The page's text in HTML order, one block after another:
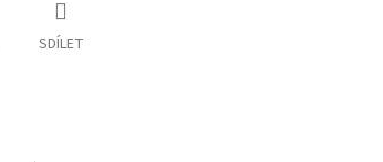
SDÍLET